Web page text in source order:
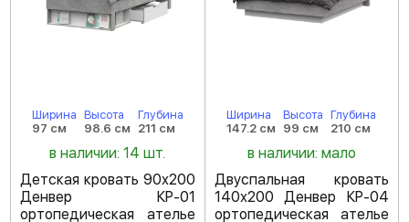
Ширина
97 см
Высота
98.6 см
Глубина
211 см
в наличии: 14 шт.
Детская кровать 90х200
Денвер КР-01
ортопедическая ателье
Ширина
147.2 см
Высота
99 см
Глубина
210 см
в наличии: мало
Двуспальная кровать
140х200 Денвер КР-04
ортопедическая ателье